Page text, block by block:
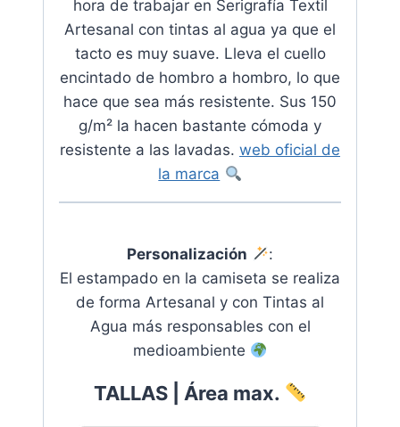
hora de trabajar en Serigrafía Textil
Artesanal con tintas al agua ya que el
tacto es muy suave. Lleva el cuello
encintado de hombro a hombro, lo que
hace que sea más resistente. Sus 150
g/m² la hacen bastante cómoda y
resistente a las lavadas. web oficial de
la marca
Personalización
:
El estampado en la camiseta se realiza
de forma Artesanal y con Tintas al
Agua más responsables con el
medioambiente
TALLAS | Área max.